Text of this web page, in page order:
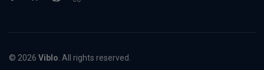
© 2026 Viblo . All rights reserved.